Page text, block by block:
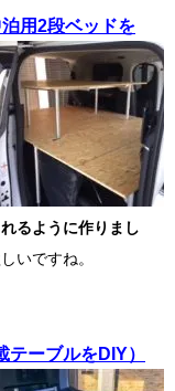
用2段ベッドを
るように作りまし
いですね。
テーブルをDIY）